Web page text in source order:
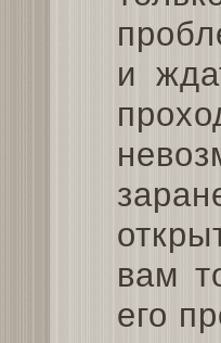
и
вам
его